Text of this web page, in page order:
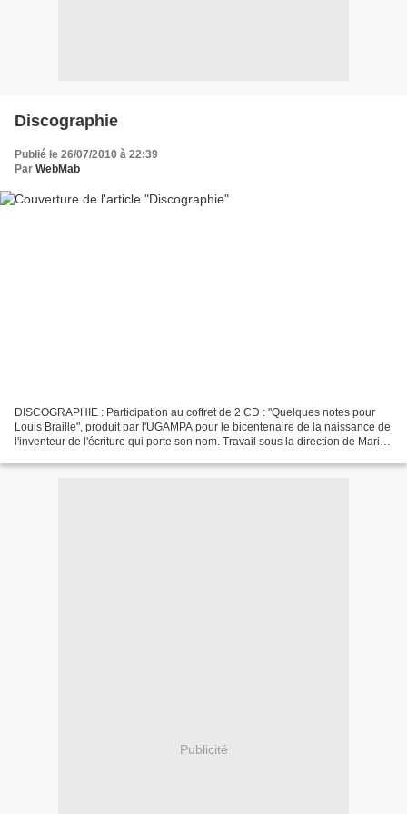
Discographie
Publié le 26/07/2010 à 22:39
Par WebMab
DISCOGRAPHIE : Participation au coffret de 2 CD : "Quelques notes pour
Louis Braille", produit par l'UGAMPA pour le bicentenaire de la naissance de
l'inventeur de l'écriture qui porte son nom. Travail sous la direction de Marie-
Publicité